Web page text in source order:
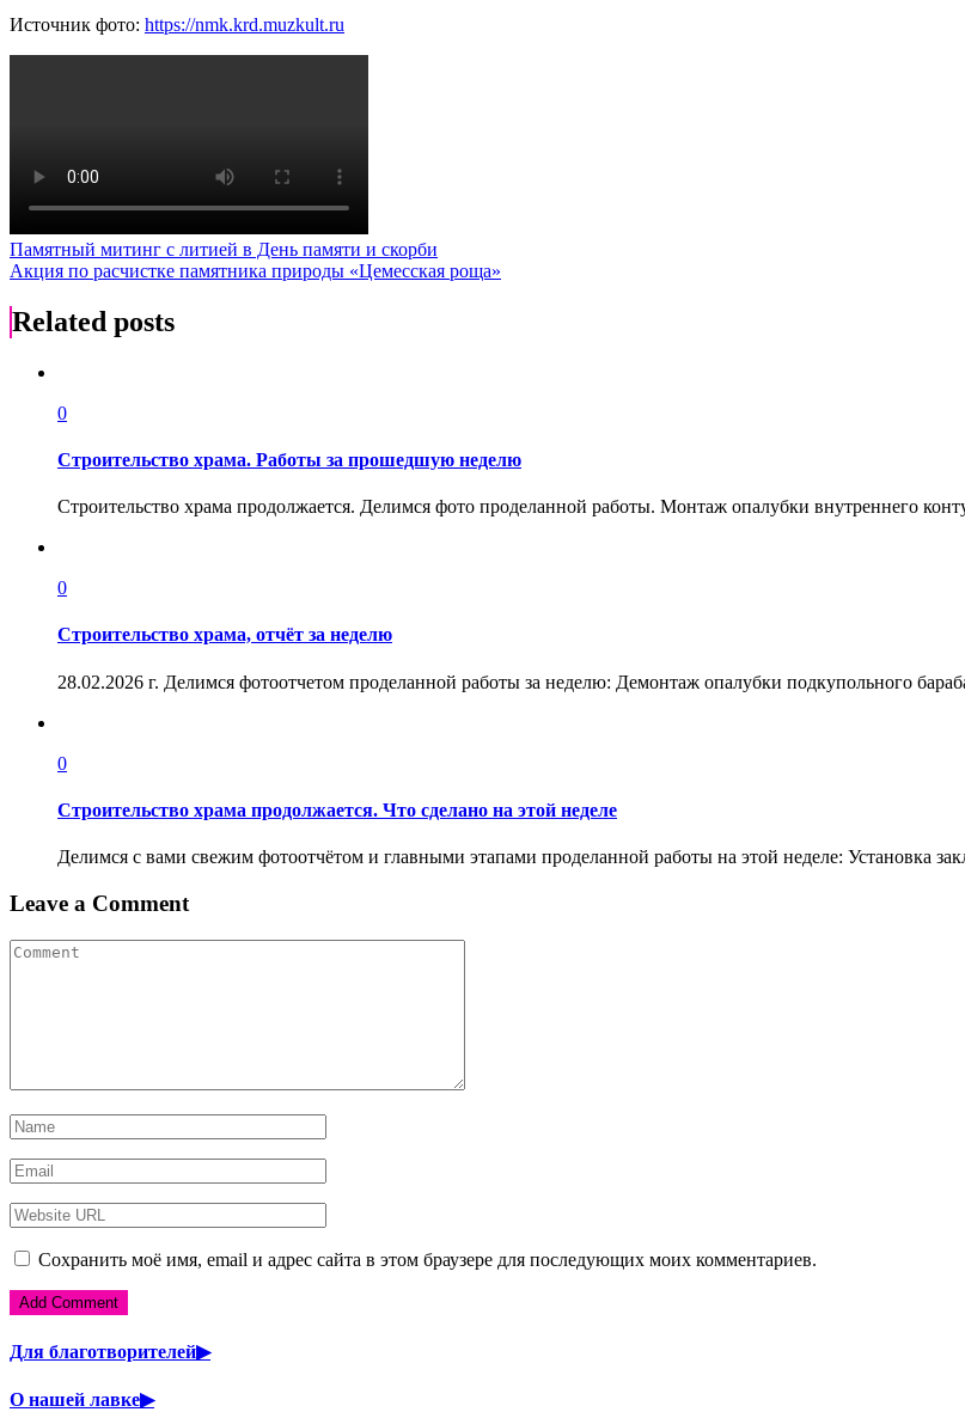
Источник фото: https://nmk.krd.muzkult.ru
Навигация
по
записям
Памятный митинг с литией в День памяти и скорби
Акция по расчистке памятника природы «Цемесская роща»
Related posts
0
Строительство храма. Работы за прошедшую неделю
Строительство храма продолжается. Делимся фото проделанной работы. Монтаж опалубки внутреннего
0
Строительство храма, отчёт за неделю
28.02.2026 г. Делимся фотоотчетом проделанной работы за неделю: Демонтаж опалубки подкупольного
0
Строительство храма продолжается. Что сделано на этой неделе
Делимся с вами свежим фотоотчётом и главными этапами проделанной работы на этой неделе: Установка
Leave a Comment
Сохранить моё имя, email и адрес сайта в этом браузере для последующих моих комментариев.
Для благотворителей▶
О нашей лавке▶